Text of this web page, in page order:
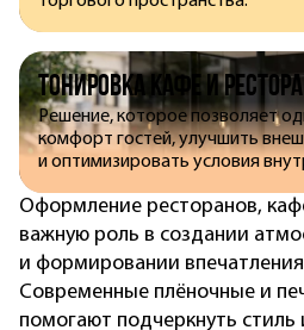
Тонировка кафе и
Решение, которое позволяет
комфорт гостей, улучшить
и оптимизировать условия
Оформление ресторанов,
важную роль в создании
и формировании впечатления
Современные плёночные и
помогают подчеркнуть